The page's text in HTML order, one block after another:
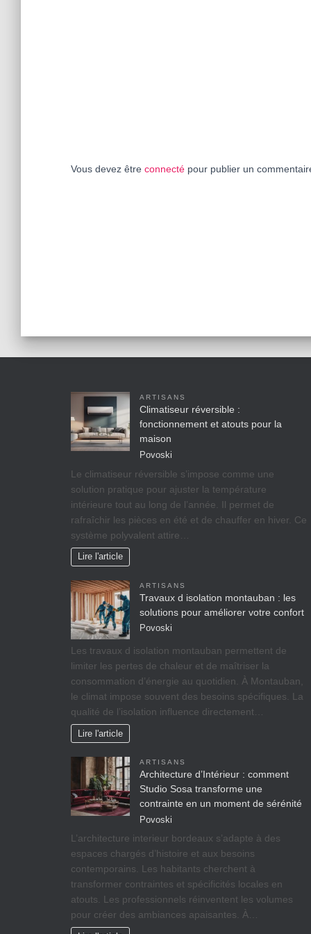
Vous devez être connecté pour publier un
ARTISANS
Climatiseur réversible :
fonctionnement et atouts pour la
maison
Povoski
Le climatiseur réversible s’impose comme une
solution pratique pour ajuster la température
intérieure tout au long de l’année. Il permet de
rafraîchir les pièces en été et de chauffer en hiver. Ce
système polyvalent attire…
Lire l'article
ARTISANS
Travaux d isolation montauban : les
solutions pour améliorer votre confort
Povoski
Les travaux d isolation montauban permettent de
limiter les pertes de chaleur et de maîtriser la
consommation d’énergie au quotidien. À Montauban,
le climat impose souvent des besoins spécifiques. La
qualité de l’isolation influence directement…
Lire l'article
ARTISANS
Architecture d’Intérieur : comment
Studio Sosa transforme une
contrainte en un moment de sérénité
Povoski
L’architecture interieur bordeaux s’adapte à des
espaces chargés d’histoire et aux besoins
contemporains. Les habitants cherchent à
transformer contraintes et spécificités locales en
atouts. Les professionnels réinventent les volumes
pour créer des ambiances apaisantes. À…